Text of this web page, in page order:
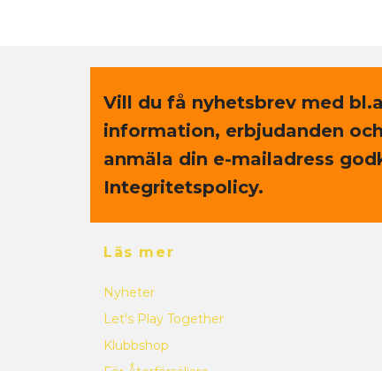
Vill du få nyhetsbrev med
information, erbjudanden
anmäla din e-mailadress
Integritetspolicy.
Läs mer
Nyheter
Let's Play Together
Klubbshop